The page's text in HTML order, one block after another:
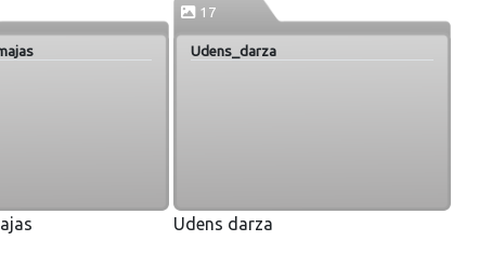
17
Udens_darza
Udens darza